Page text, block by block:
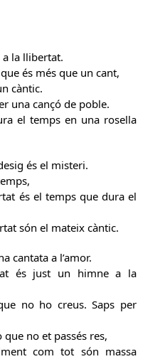
a la llibertat.
és més que un cant,
càntic.
una cançó de poble.
el temps en una rosella
és el misteri.
és el temps que dura el
són el mateix càntic.
cantata a l’amor.
és just un himne a la
no ho creus. Saps per
no et passés res,
com tot són massa